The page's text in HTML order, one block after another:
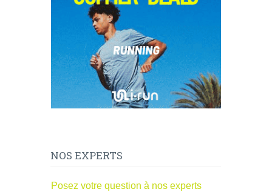
NOS EXPERTS
Posez votre question à nos experts